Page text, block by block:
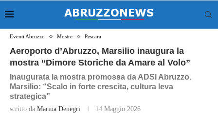
Eventi Abruzzo Mostre Pescara
Aeroporto d’Abruzzo, Marsilio inaugura la
mostra “Dimore Storiche da Amare al Volo”
Inaugurata la mostra promossa da ADSI Abruzzo.
Marsilio: “Scalo in forte crescita, cultura leva
strategica”
scritto da Marina Denegri 14 Maggio 2026